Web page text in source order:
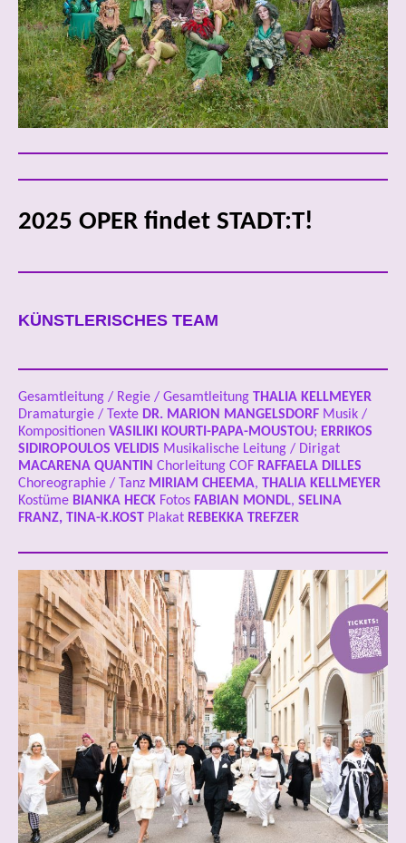
2025 OPER findet STADT:T!
KÜNSTLERISCHES TEAM
Gesamtleitung / Regie / Gesamtleitung THALIA KELLMEYER
Dramaturgie / Texte DR. MARION MANGELSDORF Musik /
Kompositionen VASILIKI KOURTI-PAPA-MOUSTOU; ERRIKOS
SIDIROPOULOS VELIDIS Musikalische Leitung / Dirigat
MACARENA QUANTIN Chorleitung COF RAFFAELA DILLES
Choreographie / Tanz MIRIAM CHEEMA, THALIA KELLMEYER
Kostüme BIANKA HECK Fotos FABIAN MONDL, SELINA
FRANZ, TINA-K.KOST Plakat REBEKKA TREFZER